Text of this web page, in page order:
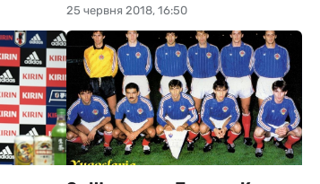
25 червня 2018, 16:50